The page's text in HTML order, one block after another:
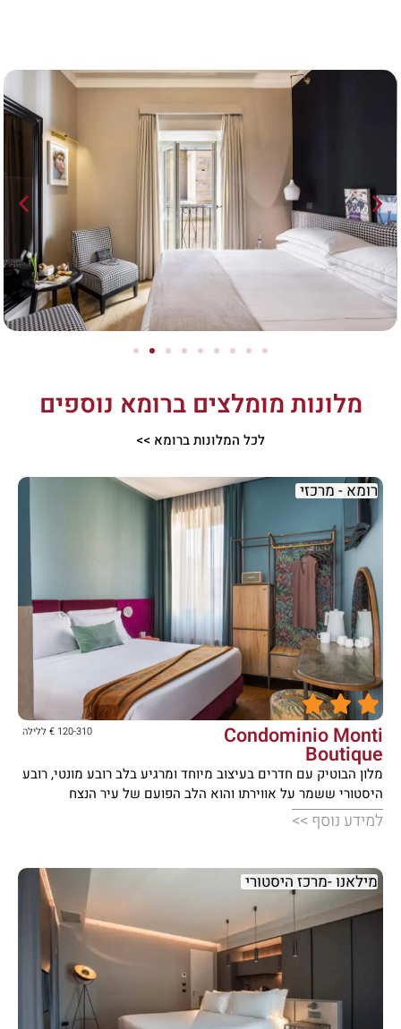
מלונות מומלצים ברומא נוספים
לכל המלונות ברומא >>





Condominio Monti
Boutique
120-310 € ללילה
מלון הבוטיק עם חדרים בעיצוב מיוחד ומרגיע בלב רובע מונטי, רובע
היסטורי ששמר על אווירתו והוא הלב הפועם של עיר הנצח
למידע נוסף >>
רומא - מרכזי
מילאנו -מרכז היסטורי